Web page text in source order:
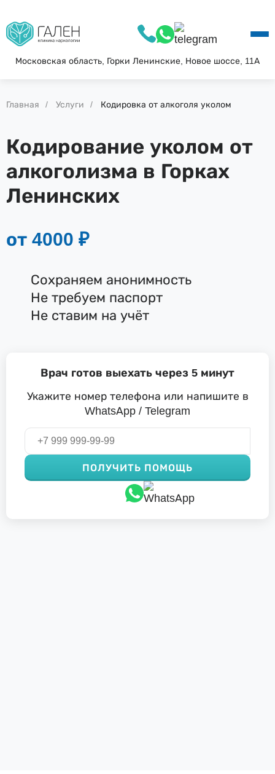
Московская область, Горки Ленинские, Новое шоссе, 11А
О КЛИНИКЕ
УСЛУГИ
КОНТАКТЫ
Главная Услуги Кодировка от алкоголя уколом
Кодирование уколом от
алкоголизма в Горках
Ленинских
от 4000 ₽
Сохраняем анонимность
Не требуем паспорт
Не ставим на учёт
Врач готов выехать через 5 минут
Укажите номер телефона или напишите в
WhatsApp / Telegram
ПОЛУЧИТЬ ПОМОЩЬ